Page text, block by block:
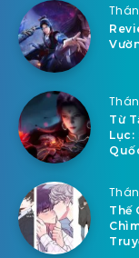
Từ
Lục:
Thế